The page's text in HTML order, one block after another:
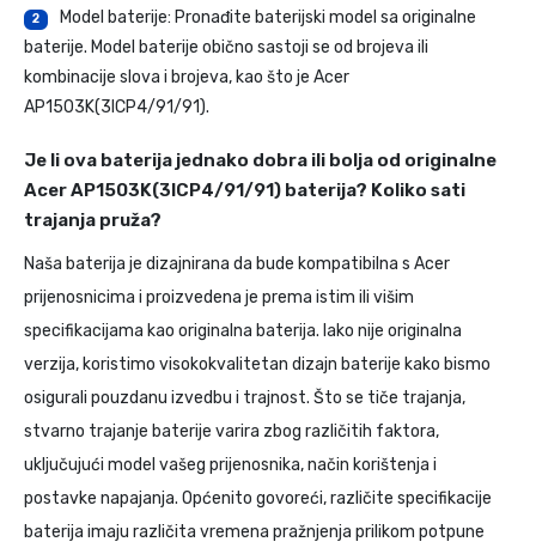
2
Model baterije: Pronađite baterijski model sa originalne
baterije. Model baterije obično sastoji se od brojeva ili
kombinacije slova i brojeva, kao što je Acer
AP1503K(3ICP4/91/91).
Je li ova baterija jednako dobra ili bolja od originalne
Acer AP1503K(3ICP4/91/91) baterija? Koliko sati
trajanja pruža?
Naša baterija je dizajnirana da bude kompatibilna s Acer
prijenosnicima i proizvedena je prema istim ili višim
specifikacijama kao originalna baterija. Iako nije originalna
verzija, koristimo visokokvalitetan dizajn baterije kako bismo
osigurali pouzdanu izvedbu i trajnost. Što se tiče trajanja,
stvarno trajanje baterije varira zbog različitih faktora,
uključujući model vašeg prijenosnika, način korištenja i
postavke napajanja. Općenito govoreći, različite specifikacije
baterija imaju različita vremena pražnjenja prilikom potpune